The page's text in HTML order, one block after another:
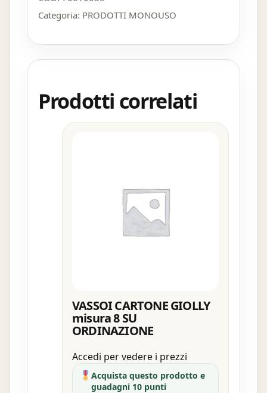
Categoria: PRODOTTI MONOUSO
Prodotti correlati
VASSOI CARTONE GIOLLY
misura 8 SU
ORDINAZIONE
Accedi per vedere i prezzi
Acquista questo prodotto e
guadagni 10 punti